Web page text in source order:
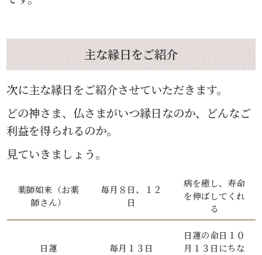
主な縁日をご紹介
次に主な縁日をご紹介させていただきます。
どの神さま、仏さまがいつ縁日なのか、どんなご
利益を得られるのか。
見ていきましょう。
薬師如来（お薬
師さん）
毎月８日、１２
日
病を癒し、寿命
を伸ばしてくれ
る
日蓮 毎月１３日
日蓮の命日１０
月１３日にちな